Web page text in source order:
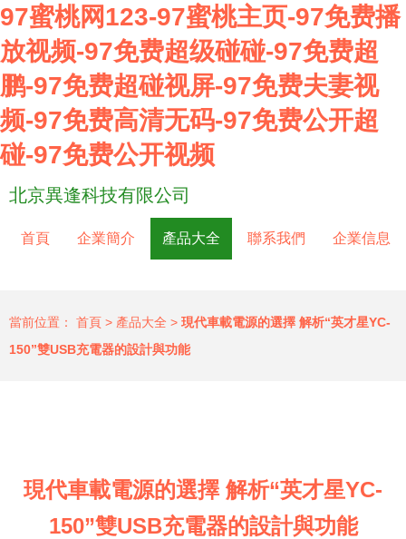
97蜜桃网123-97蜜桃主页-97免费播
放视频-97免费超级碰碰-97免费超
鹏-97免费超碰视屏-97免费夫妻视
频-97免费高清无码-97免费公开超
碰-97免费公开视频
北京異逢科技有限公司
首頁 企業簡介 產品大全 聯系我們 企業信息
當前位置： 首頁 > 產品大全 > 現代車載電源的選擇 解析“英才星YC-
150”雙USB充電器的設計與功能
現代車載電源的選擇 解析“英才星YC-
150”雙USB充電器的設計與功能